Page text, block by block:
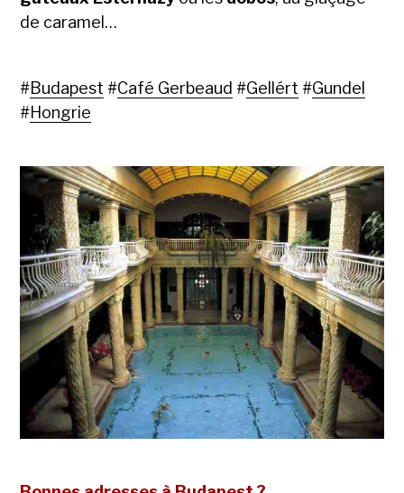
de caramel…
#Budapest #Café Gerbeaud #Gellért #Gundel
#Hongrie